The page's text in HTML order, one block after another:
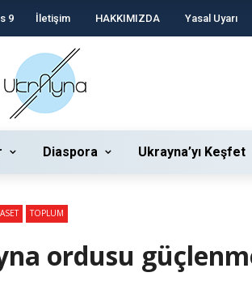
9 İletişim HAKKIMIZDA Yasal Uyarı
Diaspora Ukrayna’yı Keşfet
TOPLUM
ordusu